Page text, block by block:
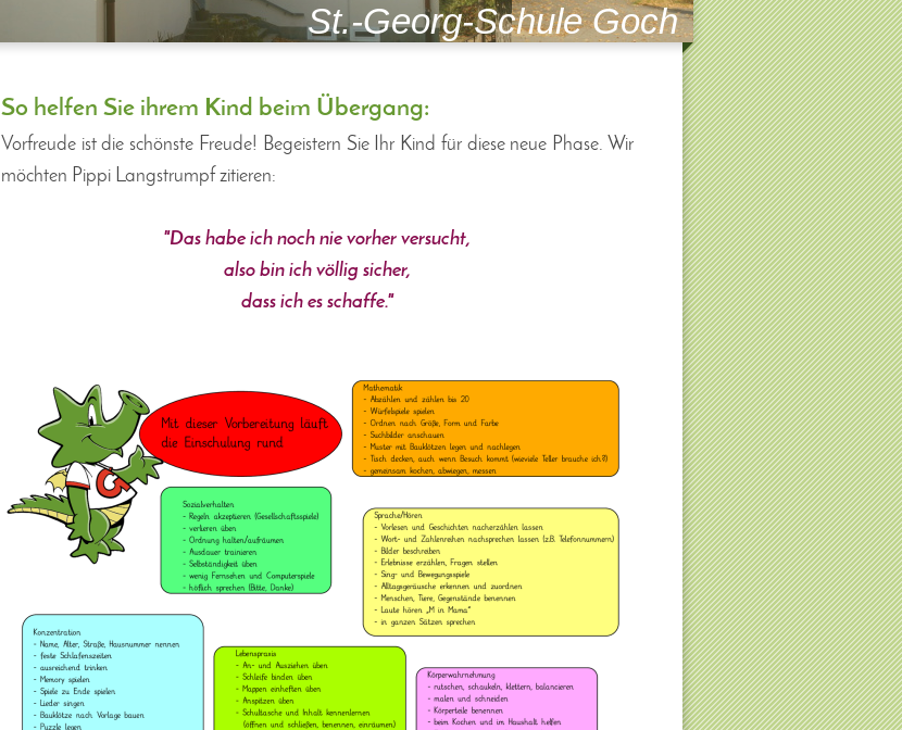
St.-Georg-Schule Goch
So helfen Sie ihrem Kind beim Übergang:
Vorfreude ist die schönste Freude! Begeistern Sie Ihr Kind für diese neue Phase. Wir
möchten Pippi Langstrumpf zitieren:
"Das habe ich noch nie vorher versucht,
also bin ich völlig sicher,
dass ich es schaffe."